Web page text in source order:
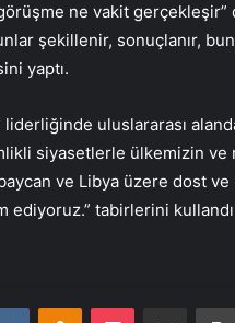
ne vakit
şekillenir, sonuçlanır,
yaptı.
liderliğinde uluslararası
siyasetlerle ülkemizin ve
ve Libya üzere dost
ediyoruz.” tabirlerini
VKontakteOdnoklassniki
Pocket E-Posta ile paylaş